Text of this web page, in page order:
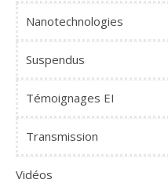
Nanotechnologies
Suspendus
Témoignages EI
Transmission
Vidéos